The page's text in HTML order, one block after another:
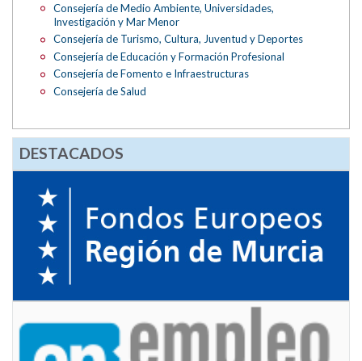
Consejería de Medio Ambiente, Universidades,
Investigación y Mar Menor
Consejería de Turismo, Cultura, Juventud y Deportes
Consejería de Educación y Formación Profesional
Consejería de Fomento e Infraestructuras
Consejería de Salud
DESTACADOS